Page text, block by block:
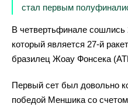
стал первым
В четвертьфинале
который является 27-й
бразилец Жоау Фонсека
Первый сет был довольно
победой Меншика со